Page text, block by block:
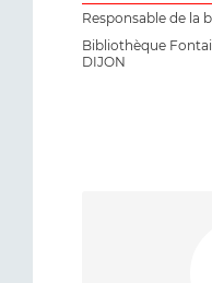
Responsable de la
Bibliothèque
DIJON